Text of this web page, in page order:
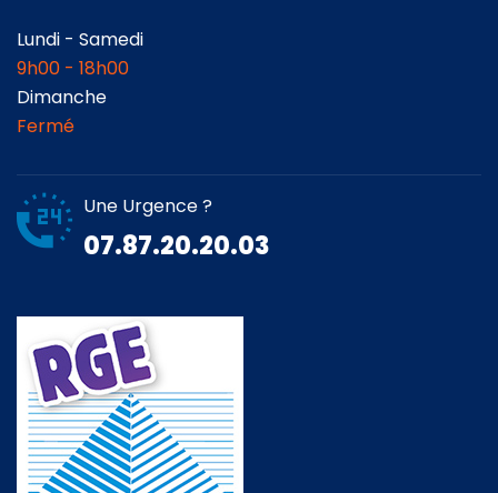
Lundi - Samedi
9h00 - 18h00
Dimanche
Fermé
Une Urgence ?
07.87.20.20.03